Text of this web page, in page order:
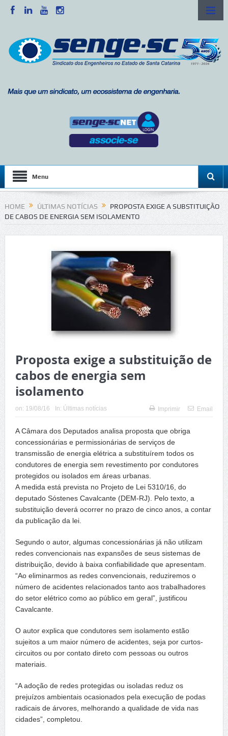
Menu
HOME ÚLTIMAS NOTÍCIAS
PROPOSTA EXIGE A SUBSTITUIÇÃO
DE CABOS DE ENERGIA SEM ISOLAMENTO
Proposta exige a substituição de
cabos de energia sem
isolamento
on: 19/08/16 In: Últimas notícias Imprimir Email
A Câmara dos Deputados analisa proposta que obriga
concessionárias e permissionárias de serviços de
transmissão de energia elétrica a substituírem todos os
condutores de energia sem revestimento por condutores
protegidos ou isolados em áreas urbanas.
A medida está prevista no Projeto de Lei 5310/16, do
deputado Sóstenes Cavalcante (DEM-RJ). Pelo texto, a
substituição deverá ocorrer no prazo de cinco anos, a contar
da publicação da lei.
Segundo o autor, algumas concessionárias já não utilizam
redes convencionais nas expansões de seus sistemas de
distribuição, devido à baixa confiabilidade que apresentam.
“Ao eliminarmos as redes convencionais, reduziremos o
número de acidentes relacionados tanto aos trabalhadores
do setor elétrico como ao público em geral”, justificou
Cavalcante.
O autor explica que condutores sem isolamento estão
sujeitos a um maior número de acidentes, seja por curtos-
circuitos ou por contato direto com pessoas ou outros
materiais.
“A adoção de redes protegidas ou isoladas reduz os
prejuízos ambientais ocasionados pela execução de podas
radicais de árvores, melhorando a qualidade de vida nas
cidades”, completou.